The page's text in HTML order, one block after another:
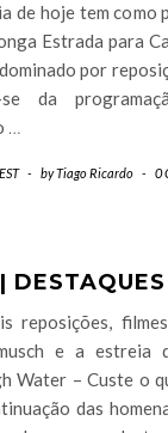
de hoje tem como
Estrada para
por
se da
…
- byTiago Ricardo - 0
reposições,
e a estreia
Water – Custe o
das